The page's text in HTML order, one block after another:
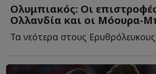
Ολυμπιακός: Οι
Ολλανδία και οι Μόουρα-